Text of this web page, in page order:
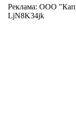
Реклама: ООО
LjN8K34jk